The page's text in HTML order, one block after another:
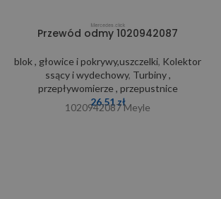
Przewód odmy 1020942087
blok , głowice i pokrywy,uszczelki, Kolektor
ssący i wydechowy, Turbiny ,
przepływomierze , przepustnice
26,51zł
1020942087 Meyle